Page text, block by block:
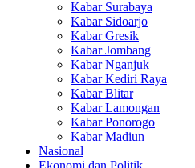
Kabar Surabaya
Kabar Sidoarjo
Kabar Gresik
Kabar Jombang
Kabar Nganjuk
Kabar Kediri Raya
Kabar Blitar
Kabar Lamongan
Kabar Ponorogo
Kabar Madiun
Nasional
Ekonomi dan Politik